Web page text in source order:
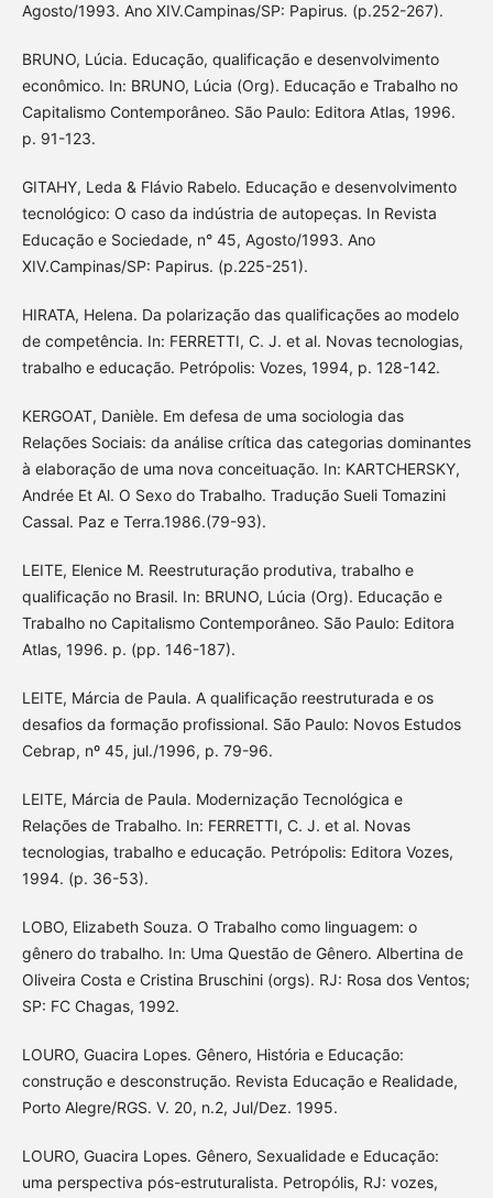
Agosto/1993. Ano XIV.Campinas/SP: Papirus. (p.252-267).
BRUNO, Lúcia. Educação, qualificação e desenvolvimento
econômico. In: BRUNO, Lúcia (Org). Educação e Trabalho no
Capitalismo Contemporâneo. São Paulo: Editora Atlas, 1996.
p. 91-123.
GITAHY, Leda & Flávio Rabelo. Educação e desenvolvimento
tecnológico: O caso da indústria de autopeças. In Revista
Educação e Sociedade, n° 45, Agosto/1993. Ano
XIV.Campinas/SP: Papirus. (p.225-251).
HIRATA, Helena. Da polarização das qualificações ao modelo
de competência. In: FERRETTI, C. J. et al. Novas tecnologias,
trabalho e educação. Petrópolis: Vozes, 1994, p. 128-142.
KERGOAT, Danièle. Em defesa de uma sociologia das
Relações Sociais: da análise crítica das categorias dominantes
à elaboração de uma nova conceituação. In: KARTCHERSKY,
Andrée Et Al. O Sexo do Trabalho. Tradução Sueli Tomazini
Cassal. Paz e Terra.1986.(79-93).
LEITE, Elenice M. Reestruturação produtiva, trabalho e
qualificação no Brasil. In: BRUNO, Lúcia (Org). Educação e
Trabalho no Capitalismo Contemporâneo. São Paulo: Editora
Atlas, 1996. p. (pp. 146-187).
LEITE, Márcia de Paula. A qualificação reestruturada e os
desafios da formação profissional. São Paulo: Novos Estudos
Cebrap, nº 45, jul./1996, p. 79-96.
LEITE, Márcia de Paula. Modernização Tecnológica e
Relações de Trabalho. In: FERRETTI, C. J. et al. Novas
tecnologias, trabalho e educação. Petrópolis: Editora Vozes,
1994. (p. 36-53).
LOBO, Elizabeth Souza. O Trabalho como linguagem: o
gênero do trabalho. In: Uma Questão de Gênero. Albertina de
Oliveira Costa e Cristina Bruschini (orgs). RJ: Rosa dos Ventos;
SP: FC Chagas, 1992.
LOURO, Guacira Lopes. Gênero, História e Educação:
construção e desconstrução. Revista Educação e Realidade,
Porto Alegre/RGS. V. 20, n.2, Jul/Dez. 1995.
LOURO, Guacira Lopes. Gênero, Sexualidade e Educação:
uma perspectiva pós-estruturalista. Petropólis, RJ: vozes,